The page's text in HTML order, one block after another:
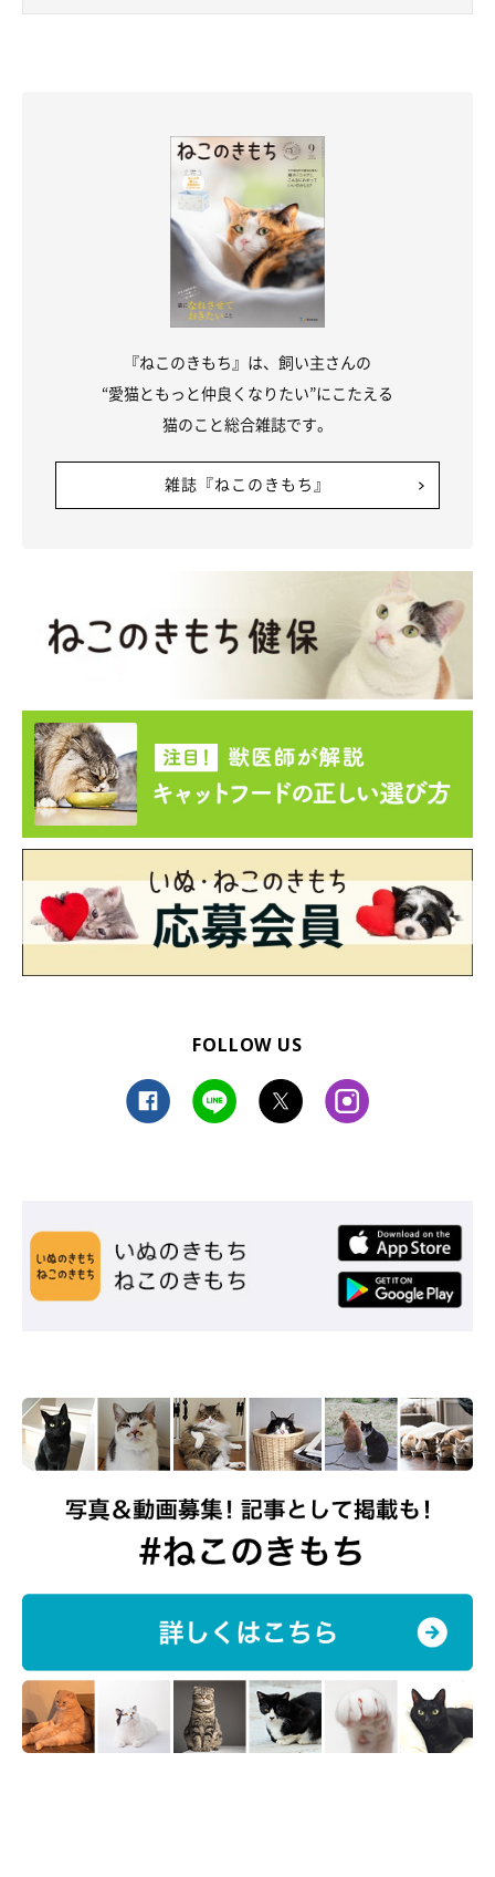
『ねこのきもち』は、飼い主さんの
“愛猫ともっと仲良くなりたい”にこたえる
猫のこと総合雑誌です。
雑誌『ねこのきもち』
FOLLOW US